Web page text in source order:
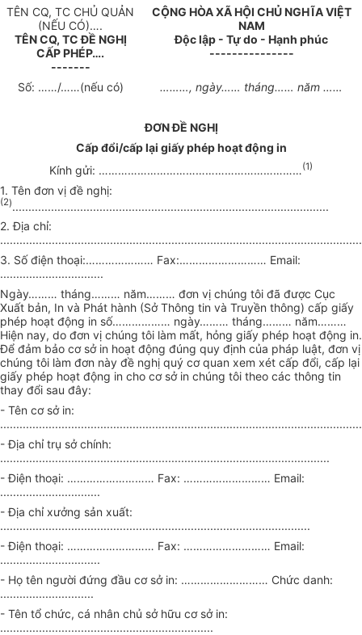
TÊN CQ, TC CHỦ QUẢN
(NẾU CÓ)….
TÊN CQ, TC ĐỀ NGHỊ
CẤP PHÉP….
-------
CỘNG HÒA XÃ HỘI CHỦ NGHĨA VIỆT
NAM
Độc lập - Tự do - Hạnh phúc
---------------
Số: ……/……(nếu có) ………, ngày…… tháng…… năm ……
ĐƠN ĐỀ NGHỊ
Cấp đổi/cấp lại giấy phép hoạt động in
Kính gửi: ………………………………………………………(1)
1. Tên đơn vị đề nghị:
(2)
2. Địa chỉ:
3. Sốđiện thoại:………………… Fax:……………………… Email:
................................
Ngày……… tháng……… năm……… đơn vị chúng tôi đã được Cục
Xuất bản, In và Phát hành (Sở Thông tin và Truyền thông) cấp giấy
phép hoạt động in số……………… ngày……… tháng……… năm………
Hiện nay, do đơn vị chúng tôi làm mất, hỏng giấy phép hoạt động in.
Để đảm bảo cơ sở in hoạt động đúng quy định của pháp luật, đơn vị
chúng tôi làm đơn này đề nghị quý cơ quan xem xét cấp đổi, cấp lại
giấy phép hoạt động in cho cơ sở in chúng tôi theo các thông tin
thay đổi sau đây:
- Tên cơ sở in:
- Địa chỉ trụ sở chính:
......................................................................................................
- Điện thoại: ……………………… Fax: ……………………… Email:
...............................
-Địa chỉ xưởng sản xuất:
................................................................................................
- Điện thoại: ……………………… Fax: ……………………… Email:
...............................
- Họ tên người đứng đầu cơ sở in: ……………………… Chức danh:
.............................
- Tên tổ chức, cá nhân chủ sở hữu cơ sở in:
..................................................................